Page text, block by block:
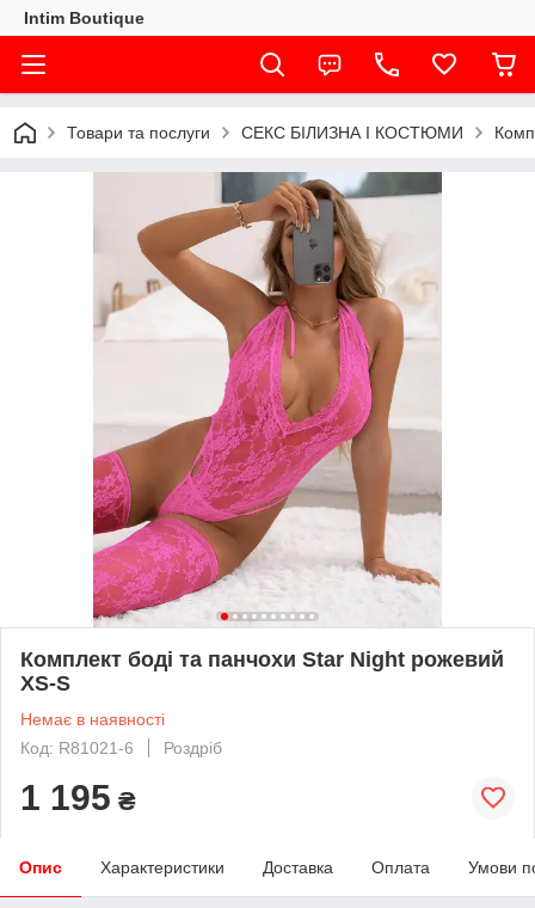
Intim Boutique
Товари та послуги СЕКС БІЛИЗНА І КОСТЮМИ
Комплект боді та панчохи Star Night рожевий
XS-S
Немає в наявності
Код: R81021-6
Роздріб
1 195 ₴
Опис Характеристики Доставка Оплата Умови